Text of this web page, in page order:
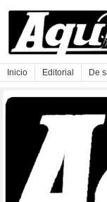
Inicio Editorial De